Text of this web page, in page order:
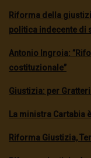
Riforma della
politica indecente di
Antonio Ingroia:
costituzionale”
Giustizia: per
La ministra Cartabia
Riforma Giustizia,